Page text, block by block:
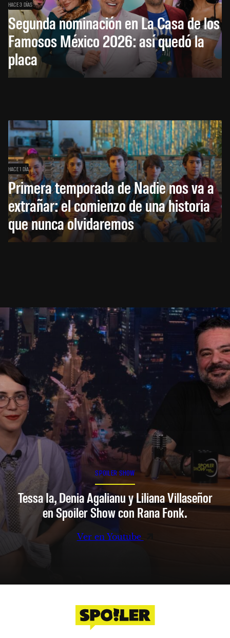
HACE 3 DÍAS
Segunda nominación en La Casa de los
Famosos México 2026: así quedó la
placa
HACE 1 DÍA
Primera temporada de Nadie nos va a
extrañar: el comienzo de una historia
que nunca olvidaremos
SPOILER SHOW
Tessa Ia, Denia Agalianu y Liliana Villaseñor
en Spoiler Show con Rana Fonk.
Ver en Youtube